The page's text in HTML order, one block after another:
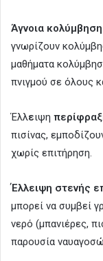
Άγνοια
γνωρίζουν
μαθήματα
πνιγμού σε όλους
Έλλειψη
πισίνας,
χωρίς επιτήρηση.
Έλλειψη στενής
μπορεί να συμβεί
νερό (μπανιέρες,
παρουσία